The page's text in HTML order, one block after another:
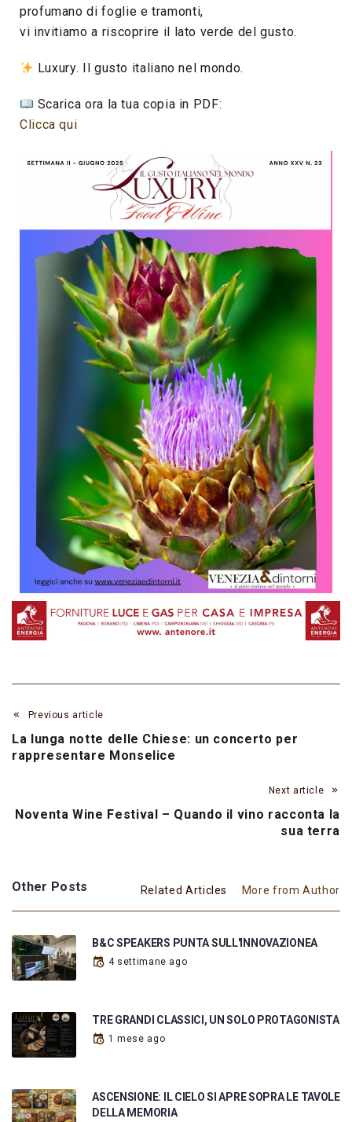
profumano di foglie e tramonti,
vi invitiamo a riscoprire il lato verde del gusto.
Luxury. Il gusto italiano nel mondo.
Scarica ora la tua copia in PDF:
Clicca qui
Previous article
La lunga notte delle Chiese: un concerto per
rappresentare Monselice
Next article
Noventa Wine Festival – Quando il vino racconta la
sua terra
Other Posts Related Articles More from Author
B&C SPEAKERS PUNTA SULL'INNOVAZIONEA
4 settimane ago
TRE GRANDI CLASSICI, UN SOLO PROTAGONISTA
1 mese ago
ASCENSIONE: IL CIELO SI APRE SOPRA LE TAVOLE
DELLA MEMORIA